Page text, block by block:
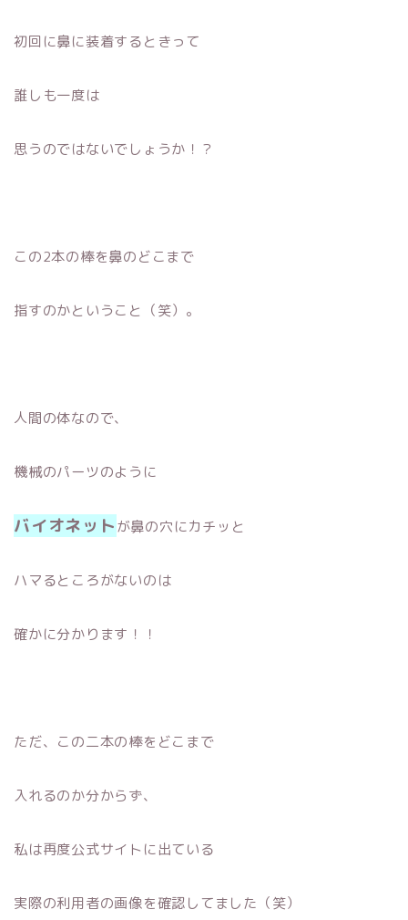
初回に鼻に装着するときって
誰しも一度は
思うのではないでしょうか！？
この2本の棒を鼻のどこまで
指すのかということ（笑）。
人間の体なので、
機械のパーツのように
バイオネットが鼻の穴にカチッと
ハマるところがないのは
確かに分かります！！
ただ、この二本の棒をどこまで
入れるのか分からず、
私は再度公式サイトに出ている
実際の利用者の画像を確認してました（笑）